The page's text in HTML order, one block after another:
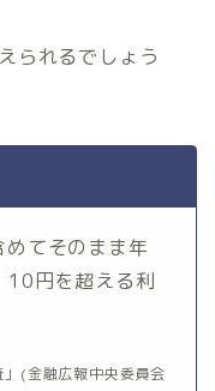
られるでしょう
てそのまま年
10円を超える利
」(金融広報中央委員会